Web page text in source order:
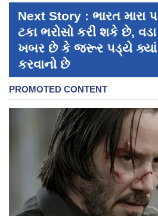
Next Story : ભારત મારા
ટકા ભરોસો કરી શકે છે,
ખબર છે કે જરૂર પડ્યે ક્યાં
કરવાનો છે